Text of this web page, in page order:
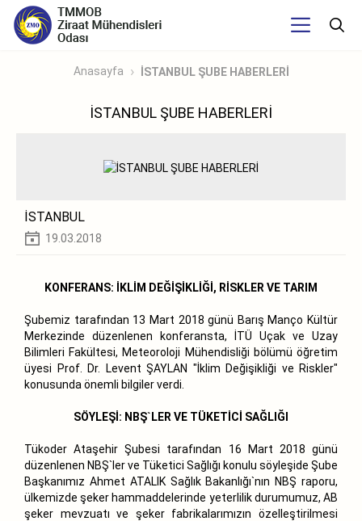
Anasayfa İSTANBUL ŞUBE HABERLERİ
İSTANBUL ŞUBE HABERLERİ
İSTANBUL
19.03.2018
KONFERANS: İKLİM DEĞİŞİKLİĞİ, RİSKLER VE TARIM
Şubemiz tarafından 13 Mart 2018 günü Barış Manço Kültür
Merkezinde düzenlenen konferansta, İTÜ Uçak ve Uzay
Bilimleri Fakültesi, Meteoroloji Mühendisliği bölümü öğretim
üyesi Prof. Dr. Levent ŞAYLAN "İklim Değişikliği ve Riskler"
konusunda önemli bilgiler verdi.
SÖYLEŞİ: NBŞ`LER VE TÜKETİCİ SAĞLIĞI
Tükoder Ataşehir Şubesi tarafından 16 Mart 2018 günü
düzenlenen NBŞ`ler ve Tüketici Sağlığı konulu söyleşide Şube
Başkanımız Ahmet ATALIK Sağlık Bakanlığı`nın NBŞ raporu,
ülkemizde şeker hammaddelerinde yeterlilik durumumuz, AB
şeker mevzuatı ve şeker fabrikalarımızın özelleştirilmesi